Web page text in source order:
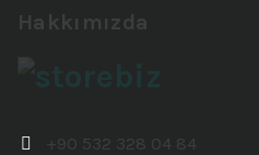
Hakkımızda
+90 532 328 04 84